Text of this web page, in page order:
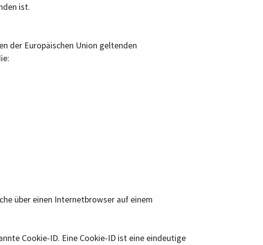
ist.
der Europäischen Union geltenden
über einen Internetbrowser auf einem
Cookie-ID. Eine Cookie-ID ist eine eindeutige